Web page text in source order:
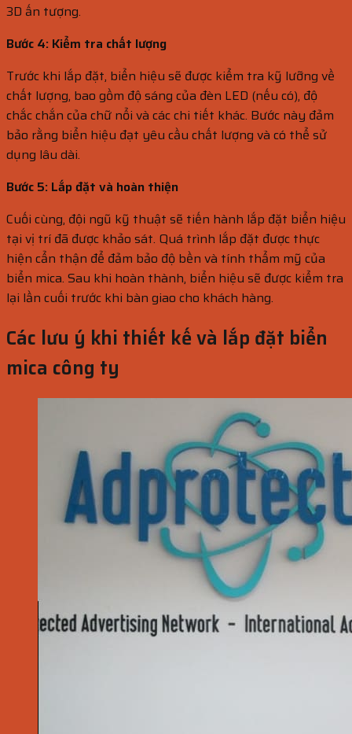
3D ấn tượng.
Bước 4: Kiểm tra chất lượng
Trước khi lắp đặt, biển hiệu sẽ được kiểm tra kỹ lưỡng về
chất lượng, bao gồm độ sáng của đèn LED (nếu có), độ
chắc chắn của chữ nổi và các chi tiết khác. Bước này đảm
bảo rằng biển hiệu đạt yêu cầu chất lượng và có thể sử
dụng lâu dài.
Bước 5: Lắp đặt và hoàn thiện
Cuối cùng, đội ngũ kỹ thuật sẽ tiến hành lắp đặt biển hiệu
tại vị trí đã được khảo sát. Quá trình lắp đặt được thực
hiện cẩn thận để đảm bảo độ bền và tính thẩm mỹ của
biển mica. Sau khi hoàn thành, biển hiệu sẽ được kiểm tra
lại lần cuối trước khi bàn giao cho khách hàng.
Các lưu ý khi thiết kế và lắp đặt biển
mica công ty